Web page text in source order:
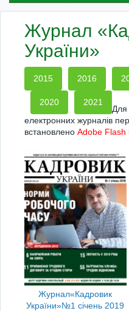
Журнал
України»
2015 2016
2020 2021
Для
електронних журналів
встановлено Adobe Flash
Журнал«Кадровик
України»№1 січень 2019